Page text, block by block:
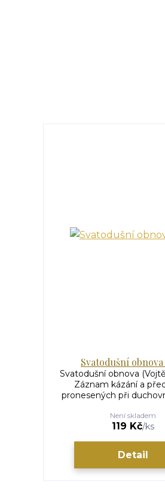
Svatodušní obnova
Svatodušní obnova
Záznam kázání a
pronesených při
119 Kč/ks
Není skladem
Detail